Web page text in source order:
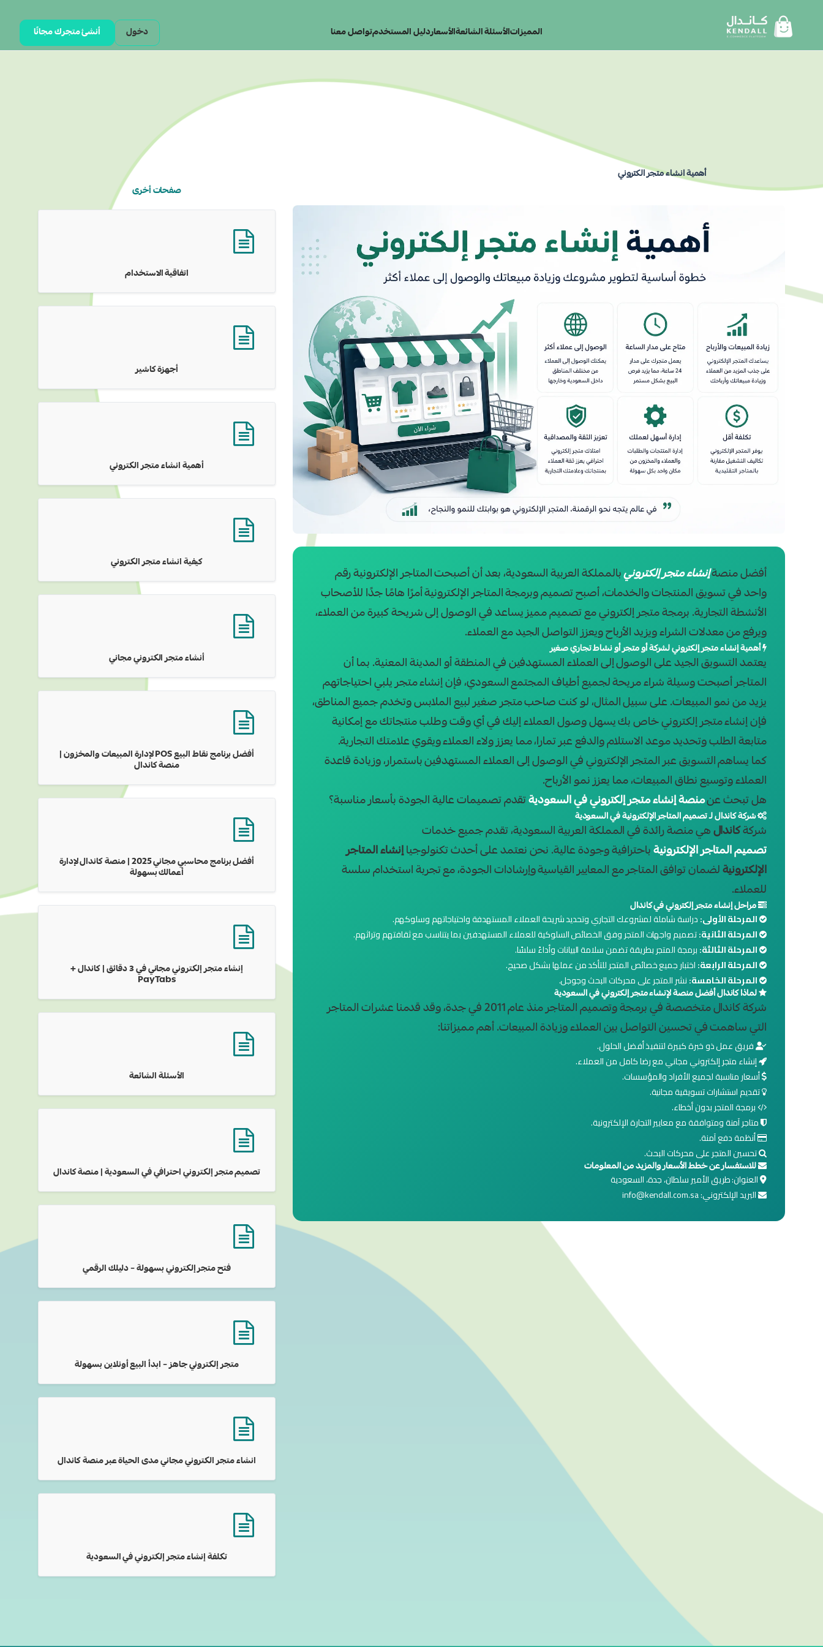
المميزاتالأسئلة الشائعةالأسعاردليل المستخدمتواصل معنا دخول أنشئ متجرك مجانًا
أهمية انشاء متجر الكتروني
أفضل منصةإنشاء متجر إلكترونيبالمملكة العربية السعودية، بعد أن أصبحت المتاجر الإلكترونية رقم
واحد في تسويق المنتجات والخدمات، أصبح تصميم وبرمجة المتاجر الإلكترونية أمرًا هامًا جدًا للأصحاب
الأنشطة التجارية. برمجة متجر إلكتروني مع تصميم مميز يساعد في الوصول إلى شريحة كبيرة من العملاء،
ويرفع من معدلات الشراء ويزيد الأرباح ويعزز التواصل الجيد مع العملاء.
أهمية إنشاء متجر إلكتروني لشركة أو متجر أو نشاط تجاري صغير
يعتمد التسويق الجيد على الوصول إلى العملاء المستهدفين في المنطقة أو المدينة المعنية. بما أن
المتاجر أصبحت وسيلة شراء مريحة لجميع أطياف المجتمع السعودي، فإن إنشاء متجر يلبي احتياجاتهم
يزيد من نمو المبيعات. على سبيل المثال، لو كنت صاحب متجر صغير لبيع الملابس وتخدم جميع المناطق،
فإن إنشاء متجر إلكتروني خاص بك يسهل وصول العملاء إليك في أي وقت وطلب منتجاتك مع إمكانية
متابعة الطلب وتحديد موعد الاستلام والدفع عبر تمارا، مما يعزز ولاء العملاء ويقوي علامتك التجارية.
كما يساهم التسويق عبر المتجر الإلكتروني في الوصول إلى العملاء المستهدفين باستمرار، وزيادة قاعدة
العملاء وتوسيع نطاق المبيعات، مما يعزز نمو الأرباح.
هل تبحث عنمنصة إنشاء متجر إلكتروني في السعوديةتقدم تصميمات عالية الجودة بأسعار مناسبة؟
شركة كاندال لـتصميم المتاجر الإلكترونيةفي السعودية
شركةكاندالهي منصة رائدة في المملكة العربية السعودية، تقدم جميع خدمات
تصميم المتاجر الإلكترونيةباحترافية وجودة عالية. نحن نعتمد على أحدث تكنولوجياإنشاء المتاجر
الإلكترونيةلضمان توافق المتاجر مع المعايير القياسية وإرشادات الجودة، مع تجربة استخدام سلسة
للعملاء.
مراحلإنشاء متجر إلكترونيفي كاندال
المرحلة الأولى:دراسة شاملة لمشروعك التجاري وتحديد شريحة العملاء المستهدفة واحتياجاتهم وسلوكهم.
المرحلة الثانية:تصميم واجهات المتجر وفق الخصائص السلوكية للعملاء المستهدفين بما يتناسب مع ثقافتهم وتراثهم.
المرحلة الثالثة:برمجة المتجر بطريقة تضمن سلامة البيانات وأداءً سلسًا.
المرحلة الرابعة:اختبار جميع خصائص المتجر للتأكد من عملها بشكل صحيح.
المرحلة الخامسة:نشر المتجر على محركات البحث وجوجل.
لماذا كاندال أفضل منصة لإنشاء متجر إلكتروني في السعودية
شركة كاندال متخصصة في برمجة وتصميم المتاجر منذ عام 2011 في جدة، وقد قدمنا عشرات المتاجر
التي ساهمت في تحسين التواصل بين العملاء وزيادة المبيعات. أهم مميزاتنا:
فريق عمل ذو خبرة كبيرة لتنفيذ أفضل الحلول.
إنشاء متجر إلكتروني مجاني مع رضا كامل من العملاء.
أسعار مناسبة لجميع الأفراد والمؤسسات.
تقديم استشارات تسويقية مجانية.
برمجة المتجر بدون أخطاء.
متاجر آمنة ومتوافقة مع معايير التجارة الإلكترونية.
أنظمة دفع آمنة.
تحسين المتجر على محركات البحث.
للاستفسار عن خطط الأسعار والمزيد من المعلومات
العنوان: طريق الأمير سلطان، جدة، السعودية
البريد الإلكتروني: info@kendall.com.sa
صفحات أخرى
اتفاقية الاستخدام
أجهزة كاشير
أهمية انشاء متجر الكتروني
كيفية انشاء متجر الكتروني
أنشاء متجر الكتروني مجاني
أفضل برنامج نقاط البيع POS لإدارة المبيعات والمخزون |
منصة كاندال
أفضل برنامج محاسبي مجاني 2025 | منصة كاندال لإدارة
أعمالك بسهولة
إنشاء متجر إلكتروني مجاني في 3 دقائق | كاندال +
PayTabs
الأسئلة الشائعة
تصميم متجر إلكتروني احترافي في السعودية | منصة كاندال
فتح متجر إلكتروني بسهولة – دليلك الرقمي
متجر إلكتروني جاهز – ابدأ البيع أونلاين بسهولة
انشاء متجر الكتروني مجاني مدى الحياة عبر منصة كاندال
تكلفة إنشاء متجر إلكتروني في السعودية